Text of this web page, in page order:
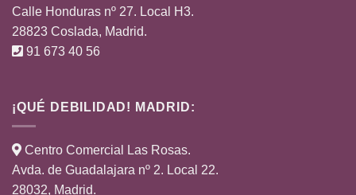
Calle Honduras nº 27. Local H3.
28823 Coslada, Madrid.
91 673 40 56
¡QUÉ DEBILIDAD! MADRID:
Centro Comercial Las Rosas.
Avda. de Guadalajara nº 2. Local 22.
28032, Madrid.